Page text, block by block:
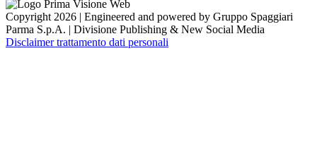
Copyright 2026 | Engineered and powered by Gruppo Spaggiari
Parma S.p.A. | Divisione Publishing & New Social Media
Disclaimer trattamento dati personali